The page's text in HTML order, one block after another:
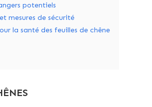
potentiels
mesures de sécurité
la santé des feuilles de chêne